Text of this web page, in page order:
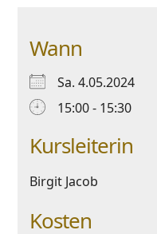
Wann
Sa. 4.05.2024
15:00 - 15:30
Kursleiterin
Birgit Jacob
Kosten